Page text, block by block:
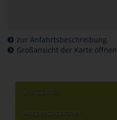
zur Anfahrtsbeschreibung
Großansicht der Karte öffnen
vhs Görlitz
Ansprechpartner